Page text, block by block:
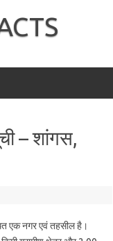
– शांगस,
एक नगर एवं तहसील है।